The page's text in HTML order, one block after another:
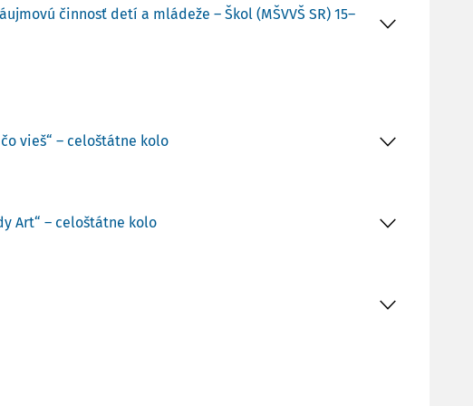
činnosť detí a mládeže – Škol (MŠVVŠ SR) 15–
vieš“ – celoštátne kolo
Art“ – celoštátne kolo